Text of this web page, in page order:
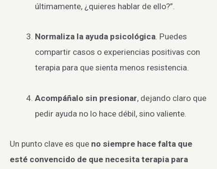
últimamente, ¿quieres hablar de ello?”.
Normaliza la ayuda psicológica. Puedes
compartir casos o experiencias positivas con
terapia para que sienta menos resistencia.
Acompáñalo sin presionar, dejando claro que
pedir ayuda no lo hace débil, sino valiente.
Un punto clave es que no siempre hace falta que
esté convencido de que necesita terapia para